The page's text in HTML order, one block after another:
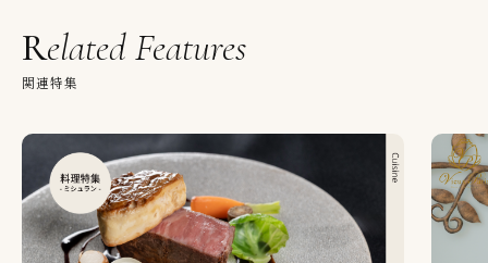
Related Features
関連特集